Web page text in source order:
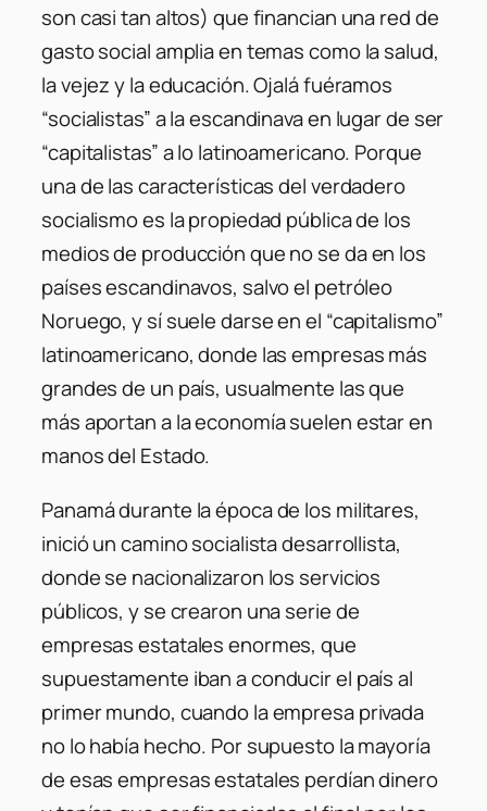
son casi tan altos) que financian una red de
gasto social amplia en temas como la salud,
la vejez y la educación. Ojalá fuéramos
“socialistas” a la escandinava en lugar de ser
“capitalistas” a lo latinoamericano. Porque
una de las características del verdadero
socialismo es la propiedad pública de los
medios de producción que no se da en los
países escandinavos, salvo el petróleo
Noruego, y sí suele darse en el “capitalismo”
latinoamericano, donde las empresas más
grandes de un país, usualmente las que
más aportan a la economía suelen estar en
manos del Estado.
Panamá durante la época de los militares,
inició un camino socialista desarrollista,
donde se nacionalizaron los servicios
públicos, y se crearon una serie de
empresas estatales enormes, que
supuestamente iban a conducir el país al
primer mundo, cuando la empresa privada
no lo había hecho. Por supuesto la mayoría
de esas empresas estatales perdían dinero